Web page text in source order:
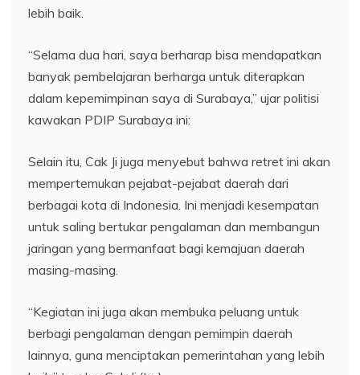
lebih baik.
“Selama dua hari, saya berharap bisa mendapatkan
banyak pembelajaran berharga untuk diterapkan
dalam kepemimpinan saya di Surabaya,” ujar politisi
kawakan PDIP Surabaya ini:
Selain itu, Cak Ji juga menyebut bahwa retret ini akan
mempertemukan pejabat-pejabat daerah dari
berbagai kota di Indonesia. Ini menjadi kesempatan
untuk saling bertukar pengalaman dan membangun
jaringan yang bermanfaat bagi kemajuan daerah
masing-masing.
“Kegiatan ini juga akan membuka peluang untuk
berbagi pengalaman dengan pemimpin daerah
lainnya, guna menciptakan pemerintahan yang lebih